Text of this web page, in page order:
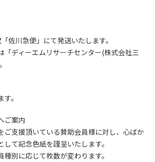
佐川急便」にて発送いたします。
「ディーエムリサーチセンター(株式会社三
。
ご案内
ご支援頂いている賛助会員様に対し、心ばか
して記念色紙を謹呈いたします。
別に応じて枚数が変わります。